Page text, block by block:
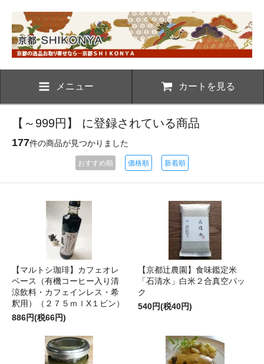
メニュー カートを見る
【～999円】 に登録されている商品
177件の商品が見つかりました
おすすめ順 価格順 新着順
【マルトシ珈琲】カフェオレ
ベース（有機コーヒー入り清
涼飲料・カフェインレス・希
釈用）（２７５ｍｌX１ビン）
886円(税66円)
【京都辻農園】食味鑑定米
「石清水」白米２合真空パッ
ク
540円(税40円)